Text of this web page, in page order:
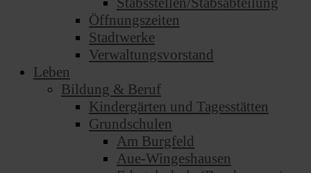
Öffnungszeiten
Stadtwerke
Verwaltungsvorstand
Leben
Bildung & Beruf
Kindergärten und Tagesstätten
Grundschulen
Am Burgfeld
Aue-Wingeshausen